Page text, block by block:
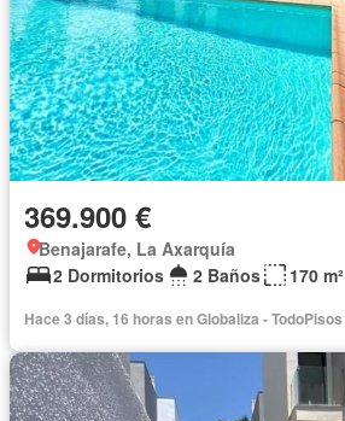
369.900 €
Benajarafe, La Axarquía
2 Dormitorios
2 Baños 170 m²
Hace 3 días, 16 horas en Globaliza - TodoPisos